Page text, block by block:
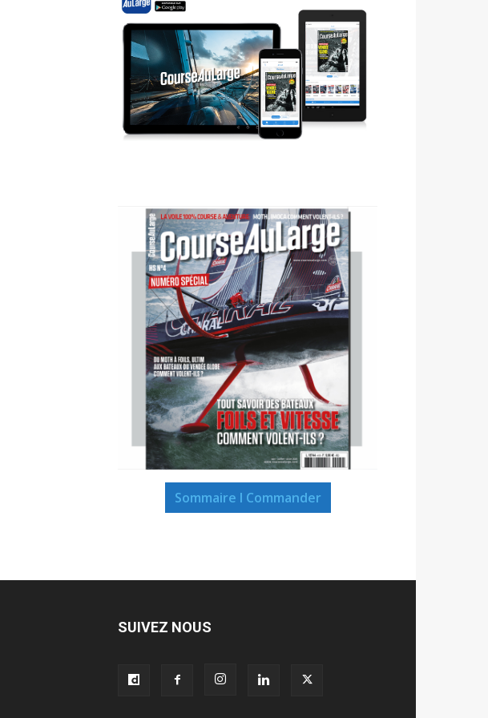
Sommaire I Commander
SUIVEZ NOUS